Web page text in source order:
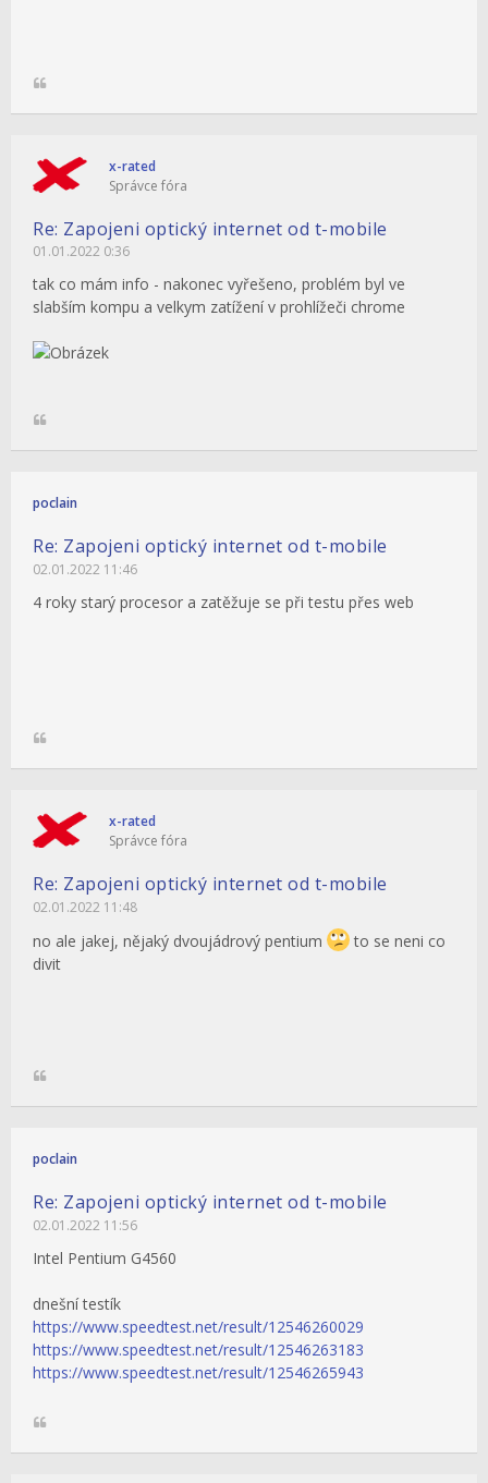
x-rated
Správce fóra
Re: Zapojeni optický internet od t-mobile
01.01.2022 0:36
tak co mám info - nakonec vyřešeno, problém byl ve
slabším kompu a velkym zatížení v prohlížeči chrome
poclain
Re: Zapojeni optický internet od t-mobile
02.01.2022 11:46
4 roky starý procesor a zatěžuje se při testu přes web
x-rated
Správce fóra
Re: Zapojeni optický internet od t-mobile
02.01.2022 11:48
no ale jakej, nějaký dvoujádrový pentium
to se neni co
divit
poclain
Re: Zapojeni optický internet od t-mobile
02.01.2022 11:56
Intel Pentium G4560
dnešní testík
https://www.speedtest.net/result/12546260029
https://www.speedtest.net/result/12546263183
https://www.speedtest.net/result/12546265943